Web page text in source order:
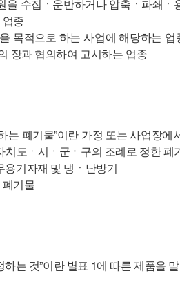
을 수집ㆍ운반하거나 압축ㆍ파쇄
종
목적으로 하는 사업에 해당하는
장과 협의하여 고시하는 업종
는 폐기물”이란 가정 또는 사업장
도ㆍ시ㆍ군ㆍ구의 조례로 정한 폐
용기자재 및 냉ㆍ난방기
기물
는 것”이란 별표 1에 따른 제품을